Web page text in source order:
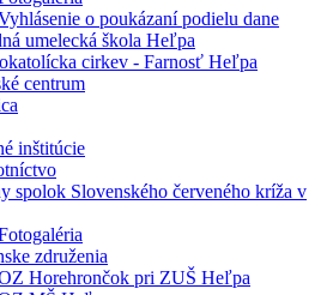
o poukázaní podielu dane
umelecká škola Heľpa
cirkev - Farnosť Heľpa
centrum
inštitúcie
spolok Slovenského červeného kríža v
združenia
Horehrončok pri ZUŠ Heľpa